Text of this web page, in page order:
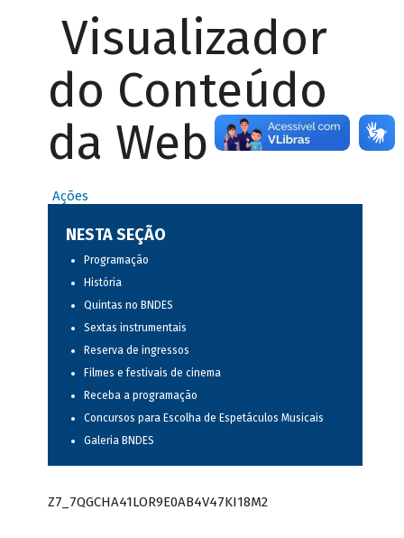
Visualizador
do Conteúdo
da Web
Ações
NESTA SEÇÃO
Programação
História
Quintas no BNDES
Sextas instrumentais
Reserva de ingressos
Filmes e festivais de cinema
Receba a programação
Concursos para Escolha de Espetáculos Musicais
Galeria BNDES
Z7_7QGCHA41LOR9E0AB4V47KI18M2